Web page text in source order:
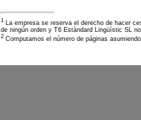
1
La empresa se reserva el derecho de hacer
de ningún orden y T6 Estàndard Lingüístic SL
2 Computamos el número de páginas